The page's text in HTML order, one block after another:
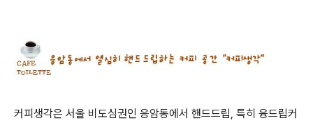
커피생각은 서울 비도심권인 응암동에서 핸드드립, 특히 융드립커